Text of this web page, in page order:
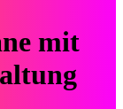
mit